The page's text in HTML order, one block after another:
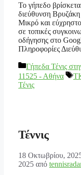
Το γήπεδο
διεύθυνση
Μικρό και
σε τοπικές
οδήγησης στο
Πληροφορίες
Κατηγορίες
Γήπεδα Τένις
11525 - Αθήνα
Τένις
Τέννις
18 Οκτωβρίου,
2025 από